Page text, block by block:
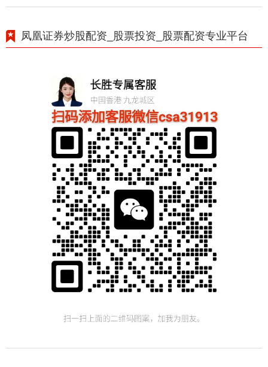
凤凰证券炒股配资_股票投资_股票配资专业平台